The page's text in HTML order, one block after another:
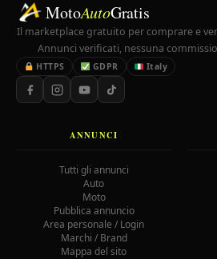
MotoAutoGratis
Il marketplace gratuito per comprare e
Annunci verificati, nessuna
HTTPS GDPR Italy
ANNUNCI
Tutti gli annunci
Auto
Moto
Pubblica annuncio
Area personale / Login
Marchi / Brand
Mappa del sito